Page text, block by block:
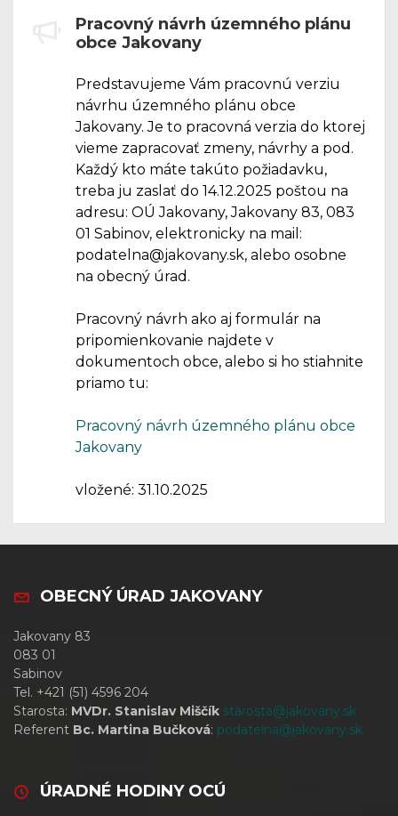
Pracovný návrh územného plánu
obce Jakovany
Predstavujeme Vám pracovnú verziu
návrhu územného plánu obce
Jakovany. Je to pracovná verzia do ktorej
vieme zapracovať zmeny, návrhy a pod.
Každý kto máte takúto požiadavku,
treba ju zaslať do 14.12.2025 poštou na
adresu: OÚ Jakovany, Jakovany 83, 083
01 Sabinov, elektronicky na mail:
podatelna@jakovany.sk, alebo osobne
na obecný úrad.
Pracovný návrh ako aj formulár na
pripomienkovanie najdete v
dokumentoch obce, alebo si ho stiahnite
priamo tu:
Pracovný návrh územného plánu obce
Jakovany
vložené: 31.10.2025
OBECNÝ ÚRAD JAKOVANY
Jakovany 83
083 01
Sabinov
Tel. +421 (51) 4596 204
Starosta: MVDr. Stanislav Miščík starosta@jakovany.sk
Referent Bc. Martina Bučková: podatelna@jakovany.sk
ÚRADNÉ HODINY OCÚ